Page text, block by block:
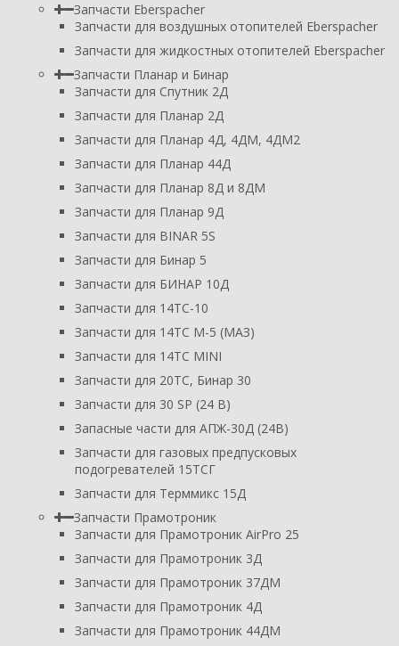
Запчасти Eberspacher
Запчасти для воздушных отопителей Eberspacher
Запчасти для жидкостных отопителей Eberspacher
Запчасти Планар и Бинар
Запчасти для Спутник 2Д
Запчасти для Планар 2Д
Запчасти для Планар 4Д, 4ДМ, 4ДМ2
Запчасти для Планар 44Д
Запчасти для Планар 8Д и 8ДМ
Запчасти для Планар 9Д
Запчасти для BINAR 5S
Запчасти для Бинар 5
Запчасти для БИНАР 10Д
Запчасти для 14ТС-10
Запчасти для 14ТС М-5 (МАЗ)
Запчасти для 14ТС MINI
Запчасти для 20ТС, Бинар 30
Запчасти для 30 SP (24 В)
Запасные части для АПЖ-30Д (24В)
Запчасти для газовых предпусковых
подогревателей 15ТСГ
Запчасти для Терммикс 15Д
Запчасти Прамотроник
Запчасти для Прамотроник AirPro 25
Запчасти для Прамотроник 3Д
Запчасти для Прамотроник 37ДМ
Запчасти для Прамотроник 4Д
Запчасти для Прамотроник 44ДМ